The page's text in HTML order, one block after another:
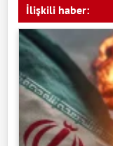
İlişkili haber: